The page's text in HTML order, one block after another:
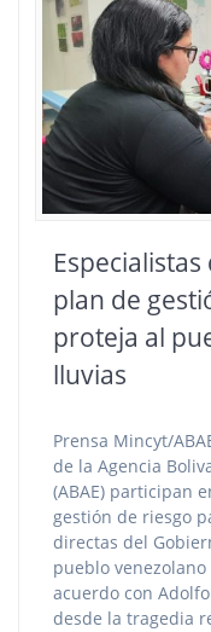
plan de
proteja al
lluvias
Prensa Mincyt/
de la Agencia
(ABAE) participan
gestión de riesgo
directas del
pueblo
acuerdo con
desde la tragedia